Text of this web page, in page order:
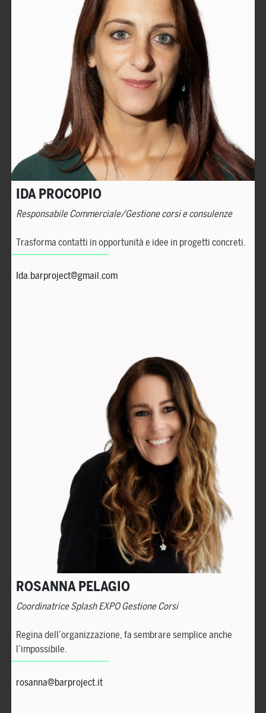
IDA PROCOPIO
Responsabile Commerciale/Gestione corsi e consulenze
Trasforma contatti in opportunità e idee in progetti concreti.
Ida.barproject@gmail.com
ROSANNA PELAGIO
Coordinatrice Splash EXPO Gestione Corsi
Regina dell’organizzazione, fa sembrare semplice anche
l’impossibile.
rosanna@barproject.it